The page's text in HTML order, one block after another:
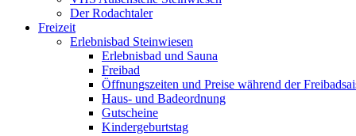
Der Rodachtaler
Freizeit
Erlebnisbad Steinwiesen
Erlebnisbad und Sauna
Freibad
Öffnungszeiten und Preise während der
Haus- und Badeordnung
Gutscheine
Kindergeburtstag